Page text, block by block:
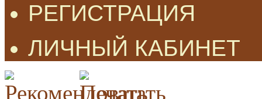
РЕГИСТРАЦИЯ
ЛИЧНЫЙ КАБИНЕТ